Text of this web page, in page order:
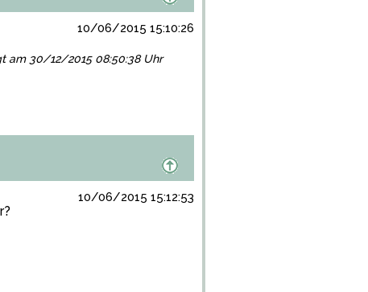
10/06/2015 15:10:26
am 30/12/2015 08:50:38 Uhr
10/06/2015 15:12:53